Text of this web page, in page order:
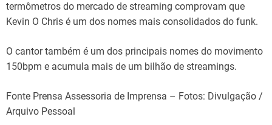
termômetros do mercado de streaming comprovam que
Kevin O Chris é um dos nomes mais consolidados do funk.
O cantor também é um dos principais nomes do movimento
150bpm e acumula mais de um bilhão de streamings.
Fonte Prensa Assessoria de Imprensa – Fotos: Divulgação /
Arquivo Pessoal